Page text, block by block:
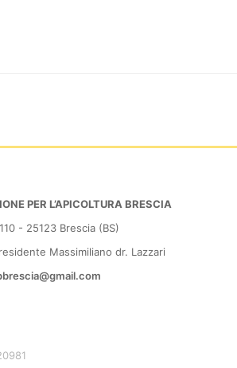
PER L’APICOLTURA BRESCIA
- 25123 Brescia (BS)
Massimiliano dr. Lazzari